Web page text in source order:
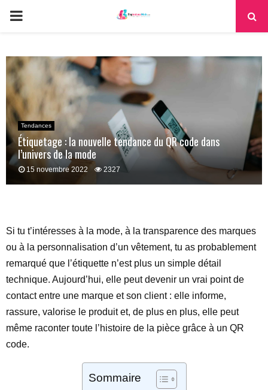
PRIMARY
Tendances
Étiquetage : la nouvelle tendance du QR code dans
l’univers de la mode
15 novembre 2022 2327
Si tu t’intéresses à la mode, à la transparence des marques
ou à la personnalisation d’un vêtement, tu as probablement
remarqué que l’étiquette n’est plus un simple détail
technique. Aujourd’hui, elle peut devenir un vrai point de
contact entre une marque et son client : elle informe,
rassure, valorise le produit et, de plus en plus, elle peut
même raconter toute l’histoire de la pièce grâce à un QR
code.
Sommaire